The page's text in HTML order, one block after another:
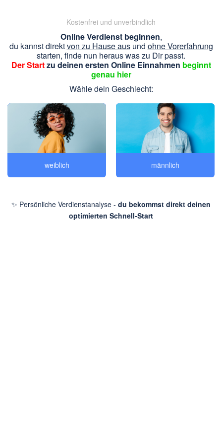
Kostenfrei und unverbindlich
Online Verdienst beginnen,
du kannst direktvon zu Hause ausund ohne Vorerfahrung
starten, finde nun heraus was zu Dir passt.
Der Startzu deinen ersten Online Einnahmen beginnt
genau hier
Wähle dein Geschlecht:
weiblich männlich
✨ Persönliche Verdienstanalyse - du bekommst direkt deinen
optimierten Schnell-Start